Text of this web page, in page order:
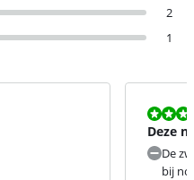
2
1
Deze
versie.
De
bij